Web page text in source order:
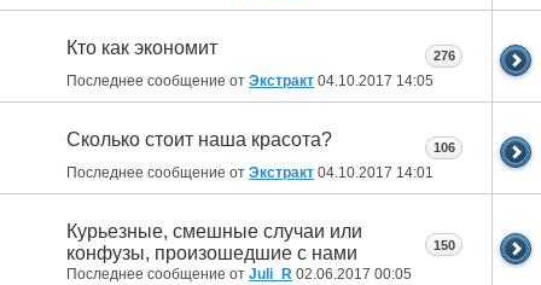
Кто как экономит
Последнее сообщение от Экстракт 04.10.2017 14:05
276
Сколько стоит наша красота?
Последнее сообщение от Экстракт 04.10.2017 14:01
106
Курьезные, смешные случаи или
конфузы, произошедшие с нами
Последнее сообщение от Juli_R 02.06.2017 00:05
150